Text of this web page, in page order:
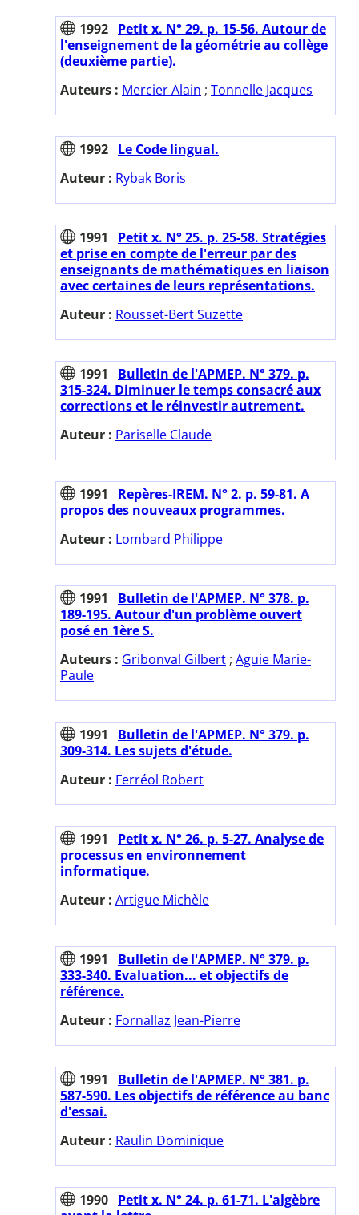
1992 Petit x. N° 29. p. 15-56. Autour de
l'enseignement de la géométrie au collège
(deuxième partie).
Auteurs : Mercier Alain ; Tonnelle Jacques
1992 Le Code lingual.
Auteur : Rybak Boris
1991
Petit x. N° 25. p. 25-58. Stratégies
et prise en compte de l'erreur par des
enseignants de mathématiques en liaison
avec certaines de leurs représentations.
Auteur : Rousset-Bert Suzette
1991
Bulletin de l'APMEP. N° 379. p.
315-324. Diminuer le temps consacré aux
corrections et le réinvestir autrement.
Auteur : Pariselle Claude
1991
Repères-IREM. N° 2. p. 59-81. A
propos des nouveaux programmes.
Auteur : Lombard Philippe
1991
Bulletin de l'APMEP. N° 378. p.
189-195. Autour d'un problème ouvert
posé en 1ère S.
Auteurs : Gribonval Gilbert ; Aguie Marie-
Paule
1991
Bulletin de l'APMEP. N° 379. p.
309-314. Les sujets d'étude.
Auteur : Ferréol Robert
1991
Petit x. N° 26. p. 5-27. Analyse de
processus en environnement
informatique.
Auteur : Artigue Michèle
1991
Bulletin de l'APMEP. N° 379. p.
333-340. Evaluation... et objectifs de
référence.
Auteur : Fornallaz Jean-Pierre
1991
Bulletin de l'APMEP. N° 381. p.
587-590. Les objectifs de référence au banc
d'essai.
Auteur : Raulin Dominique
1990 Petit x. N° 24. p. 61-71. L'algèbre